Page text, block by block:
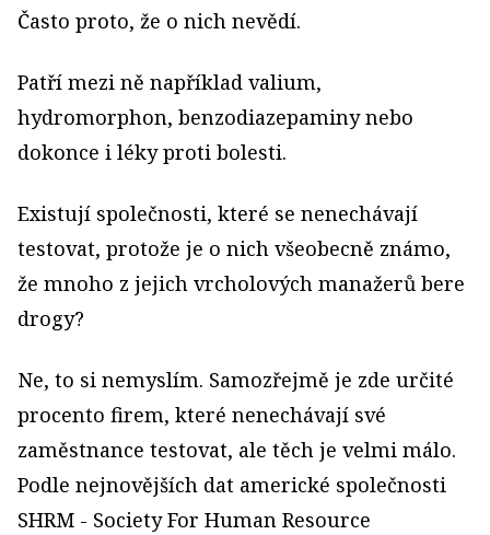
Často proto, že o nich nevědí.
Patří mezi ně například valium,
hydromorphon, benzodiazepaminy nebo
dokonce i léky proti bolesti.
Existují společnosti, které se nenechávají
testovat, protože je o nich všeobecně známo,
že mnoho z jejich vrcholových manažerů bere
drogy?
Ne, to si nemyslím. Samozřejmě je zde určité
procento firem, které nenechávají své
zaměstnance testovat, ale těch je velmi málo.
Podle nejnovějších dat americké společnosti
SHRM - Society For Human Resource